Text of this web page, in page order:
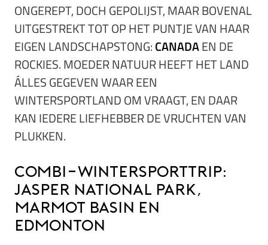
ONGEREPT, DOCH GEPOLIJST, MAAR BOVENAL
UITGESTREKT TOT OP HET PUNTJE VAN HAAR
EIGEN LANDSCHAPSTONG:CANADAEN DE
ROCKIES.MOEDER NATUUR HEEFT HET LAND
ÁLLES GEGEVEN WAAR EEN
WINTERSPORTLAND OM VRAAGT, EN DAAR
KAN IEDERE LIEFHEBBER DE VRUCHTEN VAN
PLUKKEN.
Combi-wintersporttrip:
Jasper National Park,
Marmot Basin en
Edmonton